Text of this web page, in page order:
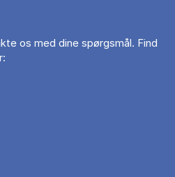
os med dine spørgsmål. Find